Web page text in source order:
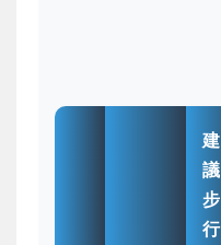
建
議
步
行